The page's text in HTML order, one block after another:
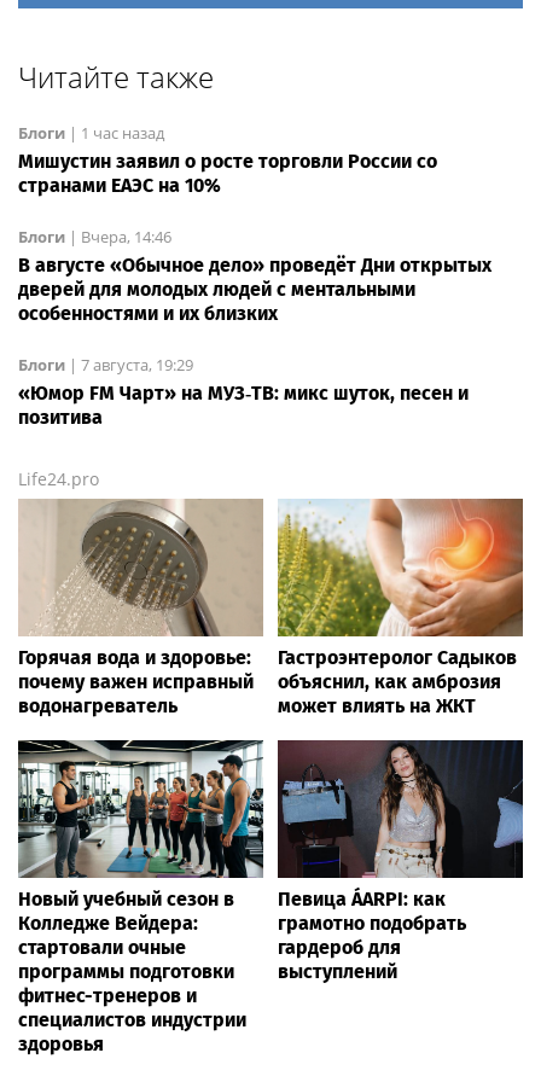
Читайте также
Блоги | 1 час назад
Мишустин заявил о росте торговли России со
странами ЕАЭС на 10%
Блоги | Вчера, 14:46
В августе «Обычное дело» проведёт Дни открытых
дверей для молодых людей с ментальными
особенностями и их близких
Блоги | 7 августа, 19:29
«Юмор FM Чарт» на МУЗ‑ТВ: микс шуток, песен и
позитива
Life24.pro
Горячая вода и здоровье:
почему важен исправный
водонагреватель
Гастроэнтеролог Садыков
объяснил, как амброзия
может влиять на ЖКТ
Новый учебный сезон в
Колледже Вейдера:
стартовали очные
программы подготовки
фитнес-тренеров и
специалистов индустрии
здоровья
Певица ÁARPI: как
грамотно подобрать
гардероб для
выступлений